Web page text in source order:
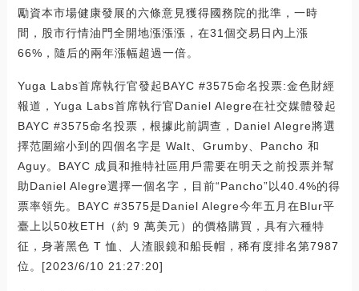
勵資本市場健康發展的六條意見獲得國務院的批準，一時
間，股市行情油門全開地漲漲漲，在31個交易日內上漲
66%，隨后的兩年漲幅超過一倍。
Yuga Labs首席執行官發起BAYC #3575命名投票:金色財經
報道，Yuga Labs首席執行官Daniel Alegre在社交媒體發起
BAYC #3575命名投票，根據此前調查，Daniel Alegre將選
擇范圍縮小到的四個名字是 Walt、Grumby、Pancho 和
Aguy。BAYC 成員和推特社區用戶需要在明天之前投票并幫
助Daniel Alegre選擇一個名字，目前“Pancho”以40.4%的得
票率領先。BAYC #3575是Daniel Alegre今年五月在Blur平
臺上以50枚ETH（約 9 萬美元）的價格購買，具有六種特
征，身著黑色 T 恤、人渣眼鏡和船長帽，稀有度排名第7987
位。[2023/6/10 21:27:20]